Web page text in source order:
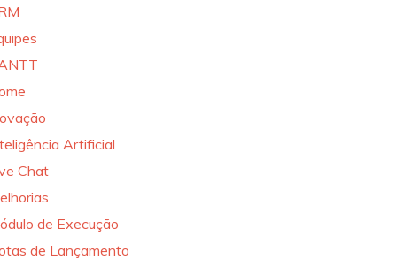
Artificial
Chat
de Execução
de Lançamento